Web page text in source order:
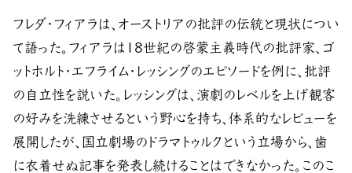
フレダ・フィアラは、オーストリアの批評の伝統と現状につい
て語った。フィアラは18世紀の啓蒙主義時代の批評家、ゴ
ットホルト・エフライム・レッシングのエピソードを例に、批評
の自立性を説いた。レッシングは、演劇のレベルを上げ観客
の好みを洗練させるという野心を持ち、体系的なレビューを
展開したが、国立劇場のドラマトゥルクという立場から、歯
に衣着せぬ記事を発表し続けることはできなかった。このこ